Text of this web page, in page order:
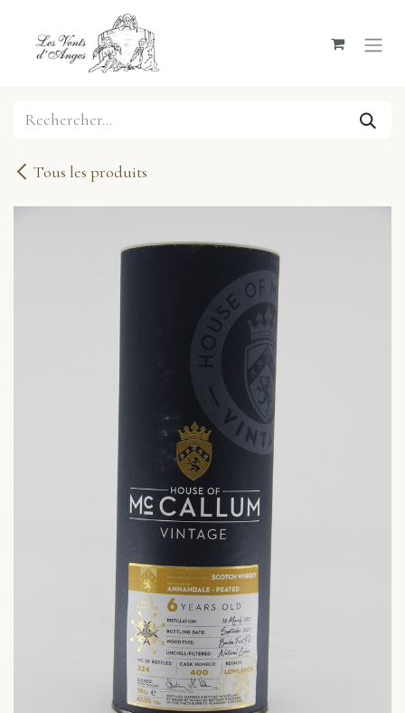
Se rendre au contenu
Tous les produits